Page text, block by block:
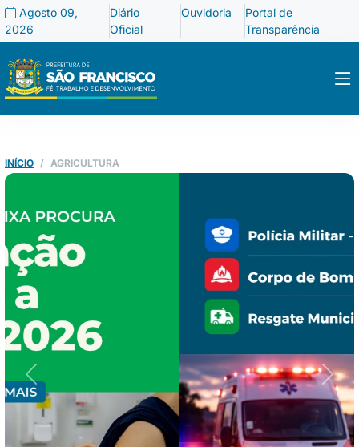
Agosto 09,
2026
Diário
Oficial
Ouvidoria
Portal de
Transparência
INÍCIO AGRICULTURA
Anterior